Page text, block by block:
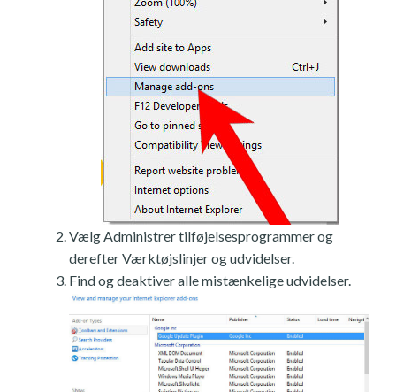
Vælg Administrer tilføjelsesprogrammer og
derefter Værktøjslinjer og udvidelser.
Find og deaktiver alle mistænkelige udvidelser.